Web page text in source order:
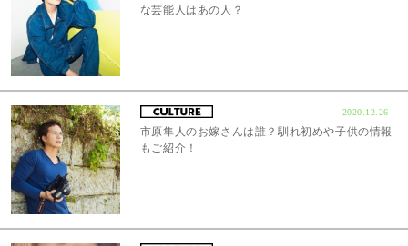
な芸能人はあの人？
2020.12.26
市原隼人のお嫁さんは誰？馴れ初めや子供の情報
もご紹介！